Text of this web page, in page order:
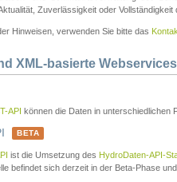
Zuverlässigkeit oder
Hinweisen, verwenden Sie bitte das
XML-basierte Webservices
API können die Daten in unterschiedlichen
BETA
ist die Umsetzung des HydroDaten-API-
befindet sich derzeit in der Beta-Phase